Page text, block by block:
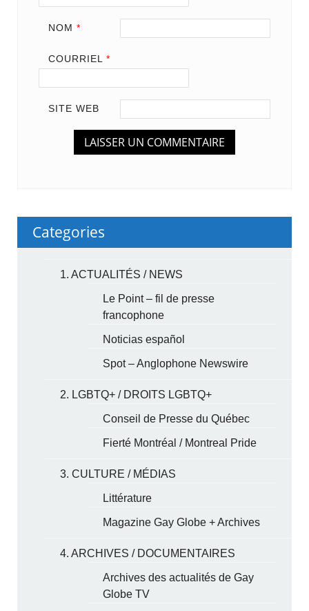
NOM *
COURRIEL *
SITE WEB
Categories
1. ACTUALITÉS / NEWS
Le Point – fil de presse
francophone
Noticias español
Spot – Anglophone Newswire
2. LGBTQ+ / DROITS LGBTQ+
Conseil de Presse du Québec
Fierté Montréal / Montreal Pride
3. CULTURE / MÉDIAS
Littérature
Magazine Gay Globe + Archives
4. ARCHIVES / DOCUMENTAIRES
Archives des actualités de Gay
Globe TV